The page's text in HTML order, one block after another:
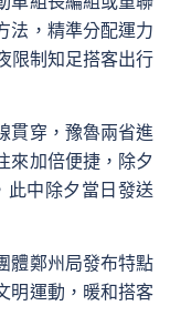
法，精準分配運力
限制知足搭客出行
穿，豫魯兩省進
來加倍便捷，除夕
此中除夕當日發送
鄭州局發布特點
明運動，暖和搭客